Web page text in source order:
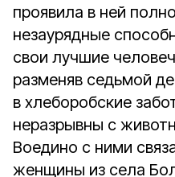
проявила в ней
незаурядные
свои лучшие
разменяв седьмой
в хлеборобские
неразрывны с
Воедино с ними
женщины из села